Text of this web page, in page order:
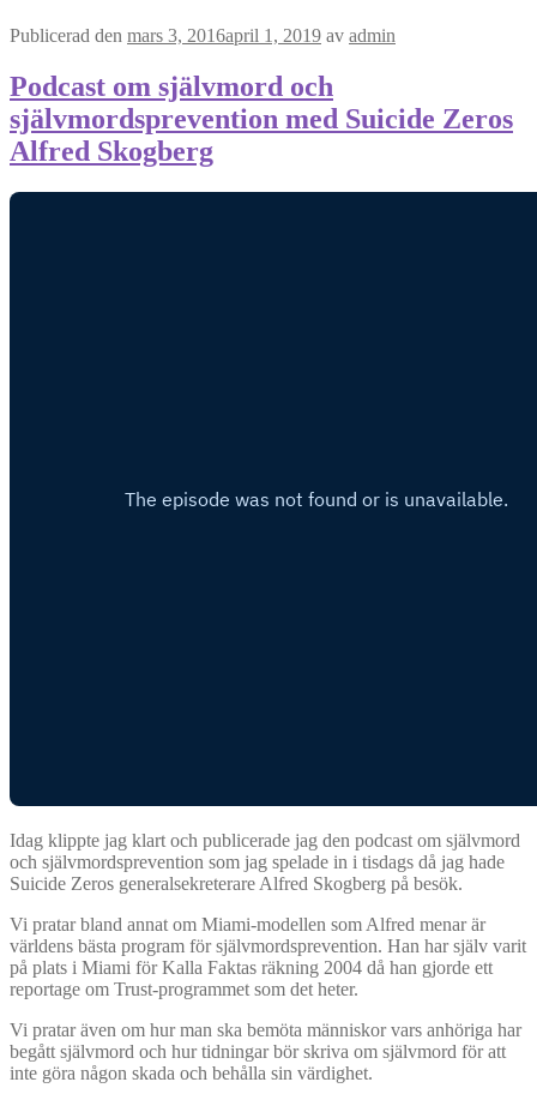
Publicerad den mars 3, 2016april 1, 2019 av admin
Podcast om självmord och
självmordsprevention med Suicide Zeros
Alfred Skogberg
Idag klippte jag klart och publicerade jag den podcast om självmord
och självmordsprevention som jag spelade in i tisdags då jag hade
Suicide Zeros generalsekreterare Alfred Skogberg på besök.
Vi pratar bland annat om Miami-modellen som Alfred menar är
världens bästa program för självmordsprevention. Han har själv varit
på plats i Miami för Kalla Faktas räkning 2004 då han gjorde ett
reportage om Trust-programmet som det heter.
Vi pratar även om hur man ska bemöta människor vars anhöriga har
begått självmord och hur tidningar bör skriva om självmord för att
inte göra någon skada och behålla sin värdighet.